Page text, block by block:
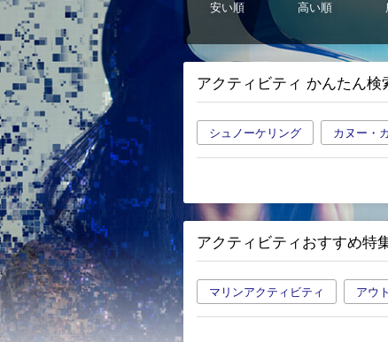
安い順 高い順
アクティビティ かんたん検
シュノーケリング カヌー・
アクティビティおすすめ特
マリンアクティビティ アウ